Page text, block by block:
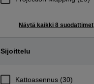
Näytä kaikki 8 suodattimet
Sijoittelu
Kattoasennus (30)